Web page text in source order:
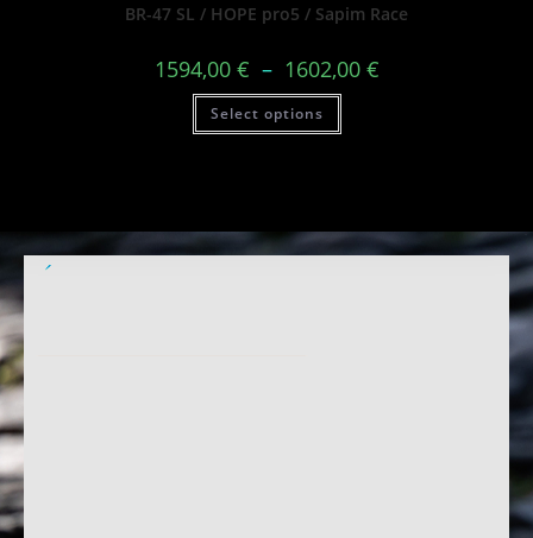
BR-47 SL / HOPE pro5 / Sapim Race
1594,00 € – 1602,00 €
Select options